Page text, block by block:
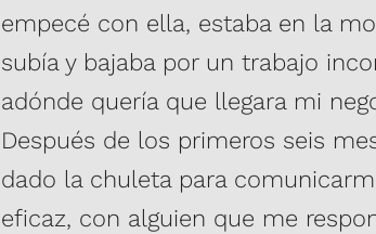
empecé con ella, estaba en la
subía y bajaba por un trabajo
adónde quería que llegara mi
Después de los primeros seis
dado la chuleta para
eficaz, con alguien que me